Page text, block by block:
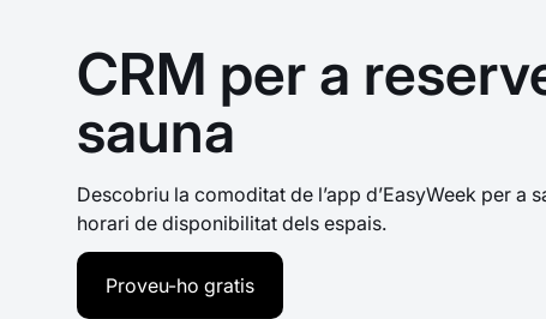
CRM per a
sauna
Descobriu la comoditat de l’app d’EasyWeek per a
horari de disponibilitat dels espais.
Proveu-ho gratis